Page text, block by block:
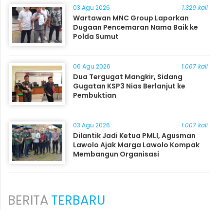
03 Agu 2026 1.329 kali
Wartawan MNC Group Laporkan
Dugaan Pencemaran Nama Baik ke
Polda Sumut
06 Agu 2026 1.067 kali
Dua Tergugat Mangkir, Sidang
Gugatan KSP3 Nias Berlanjut ke
Pembuktian
03 Agu 2026 1.007 kali
Dilantik Jadi Ketua PMLI, Agusman
Lawolo Ajak Marga Lawolo Kompak
Membangun Organisasi
BERITATERBARU